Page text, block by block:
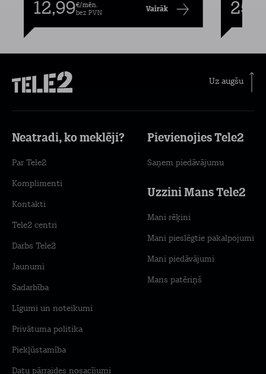
12,99€/mēn.
bez PVN
Vairāk
Uz augšu
Neatradi, ko meklēji?
Par Tele2
Komplimenti
Kontakti
Tele2 centri
Darbs Tele2
Jaunumi
Sadarbība
Līgumi un noteikumi
Privātuma politika
Piekļūstamība
Datu pārraides nosacījumi
Pievienojies Tele2
Saņem piedāvājumu
Uzzini Mans Tele2
Mani rēķini
Mani pieslēgtie pakalpojumi
Mani piedāvājumi
Mans patēriņš